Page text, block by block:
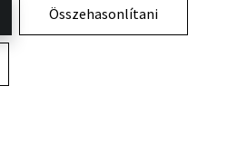
Összehasonlítani